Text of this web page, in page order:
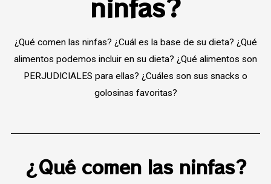
ninfas?
¿Qué comen las ninfas? ¿Cuál es la base de su dieta? ¿Qué
alimentos podemos incluir en su dieta? ¿Qué alimentos son
PERJUDICIALES para ellas? ¿Cuáles son sus snacks o
golosinas favoritas?
¿Qué comen las ninfas?